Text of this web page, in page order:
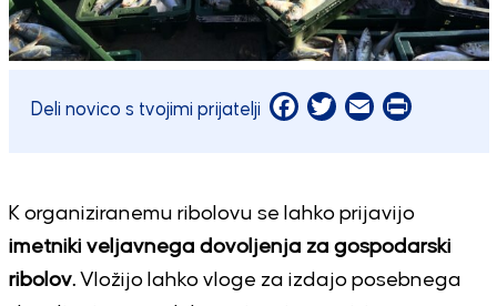
Deli novico s tvojimi prijatelji Facebook
Twitter
EmailPrint
K organiziranemu ribolovu se lahko prijavijo
imetniki veljavnega dovoljenja za gospodarski
ribolov.Vložijo lahko vloge za izdajo posebnega